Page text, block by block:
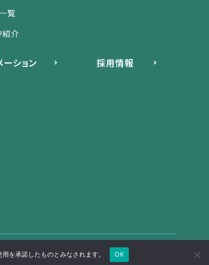
覧
紹介
ーション 採用情報
Copyright Ⓒ Vector Research Institute, Inc
を承諾したものとみなされます。 OK